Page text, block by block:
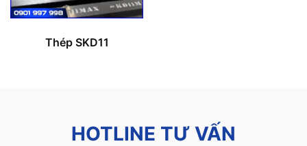
Thép SKD11
HOTLINE TƯ VẤN